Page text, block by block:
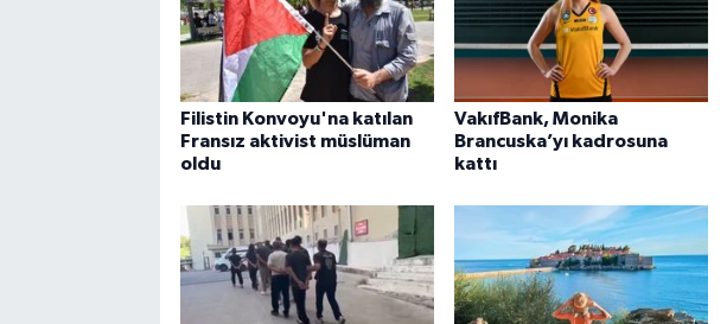
Filistin Konvoyu'na katılan
Fransız aktivist müslüman
oldu
VakıfBank, Monika
Brancuska’yı kadrosuna
kattı